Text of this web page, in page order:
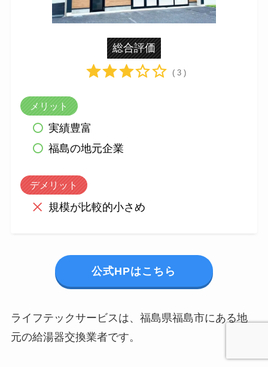
総合評価
( 3 )
メリット
実績豊富
福島の地元企業
デメリット
規模が比較的小さめ
公式HPはこちら
ライフテックサービスは、福島県福島市にある地
元の給湯器交換業者です。